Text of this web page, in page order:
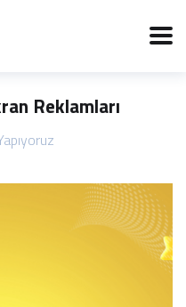
Reklamları